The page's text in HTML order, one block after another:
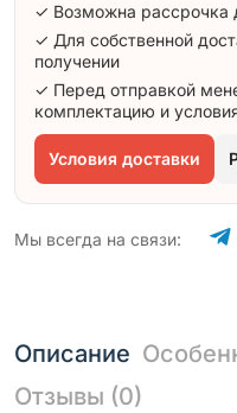
✓ Возможна рассрочка
✓ Для собственной
получении
✓ Перед отправкой
комплектацию и
Условия доставки
Мы всегда на связи:
Описание
Отзывы (0)